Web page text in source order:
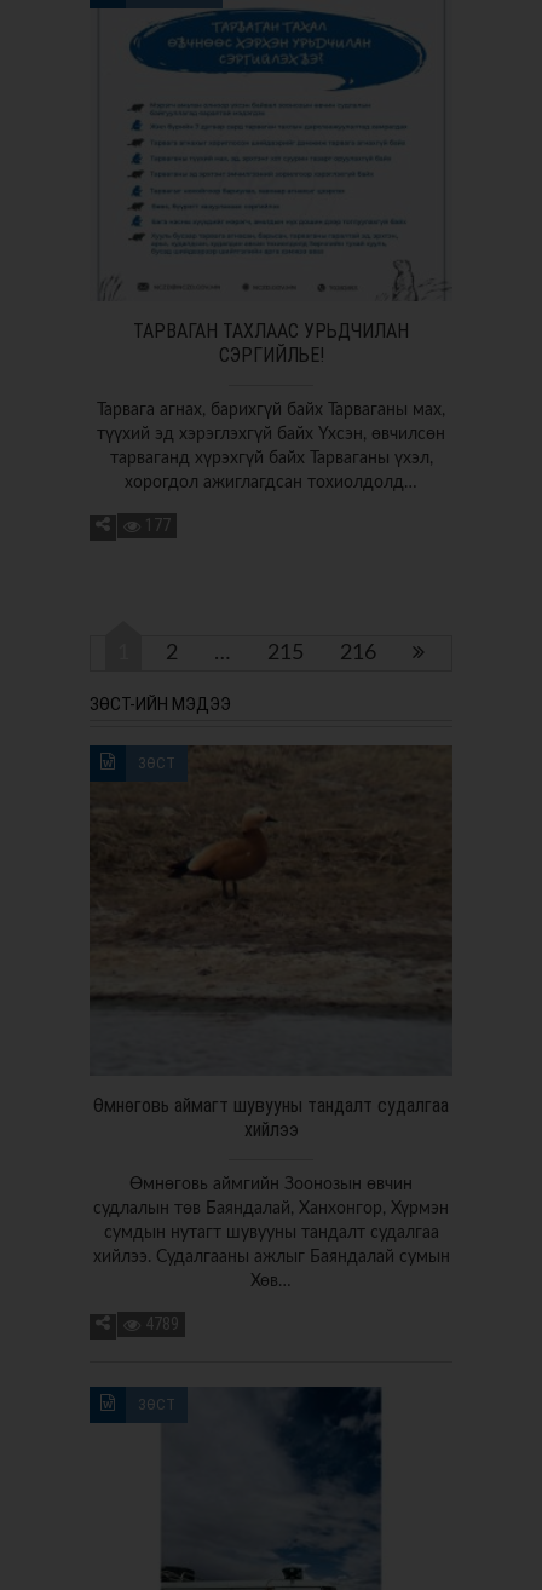
ТАРВАГАН ТАХЛААС УРЬДЧИЛАН
СЭРГИЙЛЬЕ!
Тарвага агнах, барихгүй байх Тарваганы мах,
түүхий эд хэрэглэхгүй байх Үхсэн, өвчилсөн
тарваганд хүрэхгүй байх Тарваганы үхэл,
хорогдол ажиглагдсан тохиолдолд…
177
2 … 215 216
ЗӨСТ-ИЙН МЭДЭЭ
ЗӨСТ
Өмнөговь аймагт шувууны тандалт судалгаа
хийлээ
Өмнөговь аймгийн Зоонозын өвчин
судлалын төв Баяндалай, Ханхонгор, Хүрмэн
сумдын нутагт шувууны тандалт судалгаа
хийлээ. Судалгааны ажлыг Баяндалай сумын
Хөв…
4789
ЗӨСТ